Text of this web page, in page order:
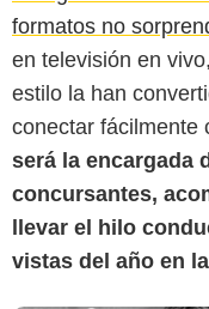
formatos no
en televisión en
estilo la han
conectar fácilmente
será la encargada
concursantes,
llevar el hilo
vistas del año en